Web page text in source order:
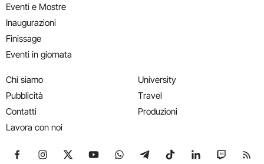
Eventi e Mostre
Inaugurazioni
Finissage
Eventi in giornata
Chi siamo
Pubblicità
Contatti
Lavora con noi
University
Travel
Produzioni
Seguici su Facebook
Seguici su Instagram
Seguici su X
Seguici su YouTube
Seguici su WhatsApp
Seguici su Telegram
Seguici su TikTok
Seguici su
Seguici